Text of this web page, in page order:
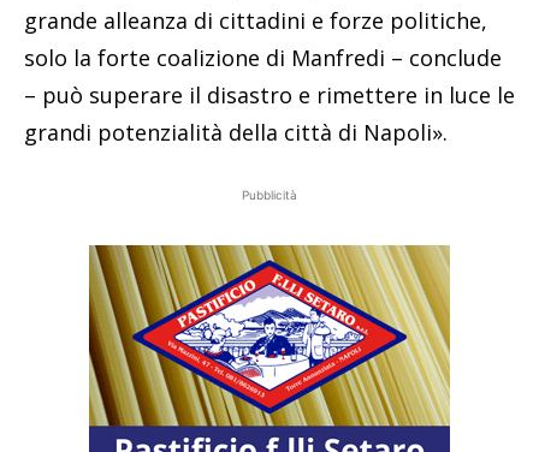
grande alleanza di cittadini e forze politiche,
solo la forte coalizione di Manfredi – conclude
– può superare il disastro e rimettere in luce le
grandi potenzialità della città di Napoli».
Pubblicità